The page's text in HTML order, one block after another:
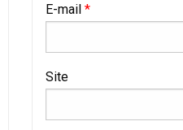
E-mail *
Site